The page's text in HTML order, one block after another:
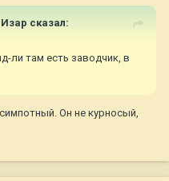
Изар сказал:
ли там есть заводчик, в
Он не курносый,